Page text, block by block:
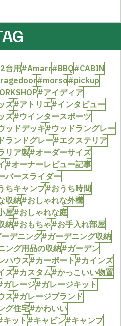
台用#Amarr#BBQ#CABIN
#morso#pickup
#アイディア
ズ#アトリエ#インタビュー
ズ#ウインタースポーツ
ッドデッキ#ウッドラングレー
ランドグレー#エクステリア
リア製#オーダーサイズ
#オーナーレビュー記事
バースライダー
ちキャンプ#おうち時間
収納#おしゃれな外構
屋#おしゃれな庭
納#おもちゃ#お手入れ部屋
デニング#ガーデニング収納
ング用品の収納#ガーデン
ハウス#カーポート#カインズ
ズ#カスタム#かっこいい物置
ガレージ#ガレージキット
ス#ガレージブランド
グ住宅#かわいい
キット#キャビン#キャンプ